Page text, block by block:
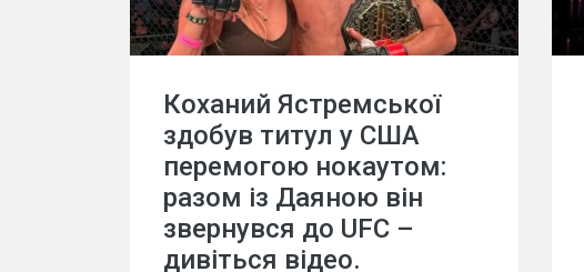
Коханий Ястремської
здобув титул у США
перемогою нокаутом:
разом із Даяною він
звернувся до UFC –
дивіться відео.